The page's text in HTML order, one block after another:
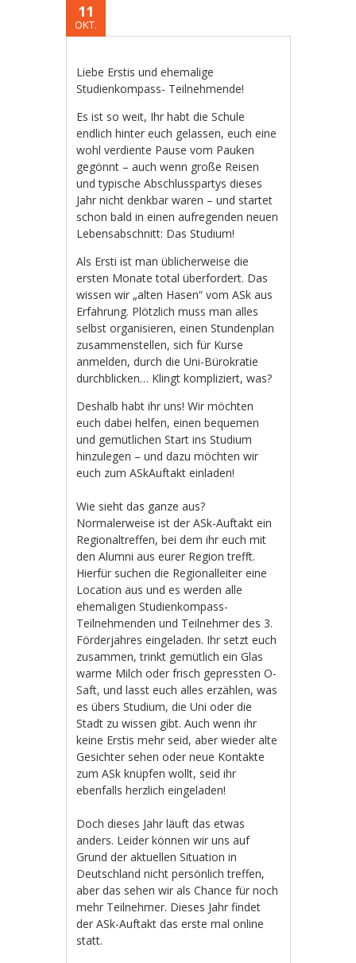
11
OKT.
Liebe Erstis und ehemalige
Studienkompass- Teilnehmende!
Es ist so weit, Ihr habt die Schule
endlich hinter euch gelassen, euch eine
wohl verdiente Pause vom Pauken
gegönnt – auch wenn große Reisen
und typische Abschlusspartys dieses
Jahr nicht denkbar waren – und startet
schon bald in einen aufregenden neuen
Lebensabschnitt: Das Studium!
Als Ersti ist man üblicherweise die
ersten Monate total überfordert. Das
wissen wir „alten Hasen“ vom ASk aus
Erfahrung. Plötzlich muss man alles
selbst organisieren, einen Stundenplan
zusammenstellen, sich für Kurse
anmelden, durch die Uni-Bürokratie
durchblicken… Klingt kompliziert, was?
Deshalb habt ihr uns! Wir möchten
euch dabei helfen, einen bequemen
und gemütlichen Start ins Studium
hinzulegen – und dazu möchten wir
euch zum ASkAuftakt einladen!
Wie sieht das ganze aus?
Normalerweise ist der ASk-Auftakt ein
Regionaltreffen, bei dem ihr euch mit
den Alumni aus eurer Region trefft.
Hierfür suchen die Regionalleiter eine
Location aus und es werden alle
ehemaligen Studienkompass-
Teilnehmenden und Teilnehmer des 3.
Förderjahres eingeladen. Ihr setzt euch
zusammen, trinkt gemütlich ein Glas
warme Milch oder frisch gepressten O-
Saft, und lasst euch alles erzählen, was
es übers Studium, die Uni oder die
Stadt zu wissen gibt. Auch wenn ihr
keine Erstis mehr seid, aber wieder alte
Gesichter sehen oder neue Kontakte
zum ASk knüpfen wollt, seid ihr
ebenfalls herzlich eingeladen!
Doch dieses Jahr läuft das etwas
anders. Leider können wir uns auf
Grund der aktuellen Situation in
Deutschland nicht persönlich treffen,
aber das sehen wir als Chance für noch
mehr Teilnehmer. Dieses Jahr findet
der ASk-Auftakt das erste mal online
statt.